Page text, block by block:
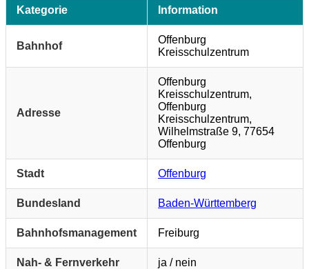
Kategorie Information
Bahnhof
Offenburg
Kreisschulzentrum
Adresse
Offenburg
Kreisschulzentrum,
Offenburg
Kreisschulzentrum,
Wilhelmstraße 9, 77654
Offenburg
Stadt Offenburg
Bundesland Baden-Württemberg
Bahnhofsmanagement Freiburg
Nah- & Fernverkehr ja / nein